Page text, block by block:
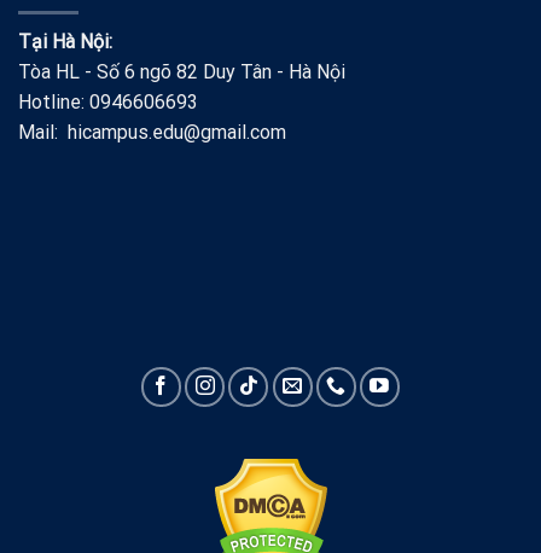
Tại Hà Nội:
Tòa HL - Số 6 ngõ 82 Duy Tân - Hà Nội
Hotline: 0946606693
Mail: hicampus.edu@gmail.com